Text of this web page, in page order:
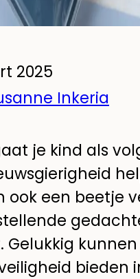
2025
Inkeria
je kind als
ook een beetje
Gelukkig
bieden